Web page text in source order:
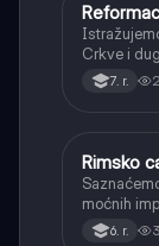
Istorija
Crkve i
7. r.
Istorija
Rimsko
moćnih
6. r.